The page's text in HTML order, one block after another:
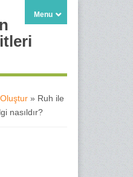
Menu
» Ruh ile
nasıldır?